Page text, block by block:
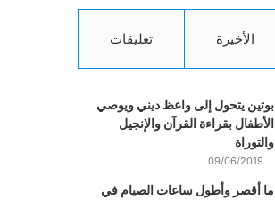
الأخيرة تعليقات
بوتين يتحول إلى واعظ ديني ويوصي
الأطفال بقراءة القرآن والإنجيل
والتوراة
09/06/2019
ما أقصر وأطول ساعات الصيام في